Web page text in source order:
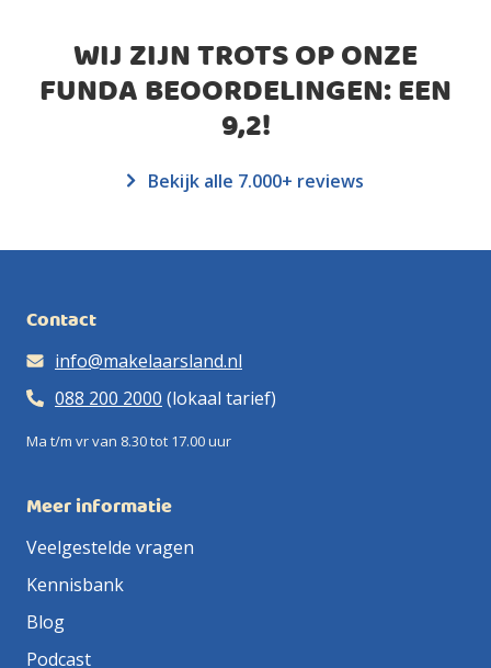
WIJ ZIJN TROTS OP ONZE
FUNDA BEOORDELINGEN: EEN
9,2!
Bekijk alle 7.000+ reviews
Contact
info@makelaarsland.nl
088 200 2000 (lokaal tarief)
Ma t/m vr van 8.30 tot 17.00 uur
Meer informatie
Veelgestelde vragen
Kennisbank
Blog
Podcast